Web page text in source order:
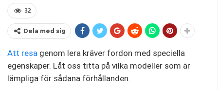
32
Dela med sig
Att resa genom lera kräver fordon med speciella
egenskaper. Låt oss titta på vilka modeller som är
lämpliga för sådana förhållanden.